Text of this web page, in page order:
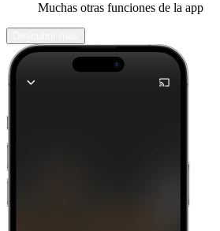
Muchas otras funciones de la app